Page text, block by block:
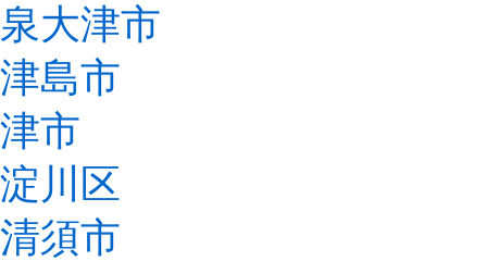
泉大津市
津島市
津市
淀川区
清須市